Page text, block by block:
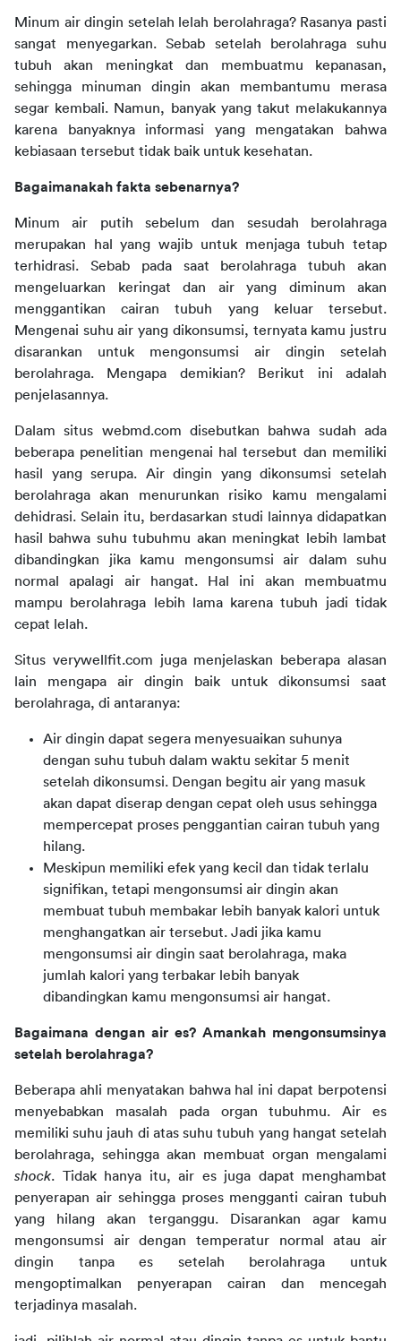
Minum air dingin setelah lelah berolahraga? Rasanya pasti
sangat menyegarkan. Sebab setelah berolahraga suhu
tubuh akan meningkat dan membuatmu kepanasan,
sehingga minuman dingin akan membantumu merasa
segar kembali. Namun, banyak yang takut melakukannya
karena banyaknya informasi yang mengatakan bahwa
kebiasaan tersebut tidak baik untuk kesehatan.
Bagaimanakah fakta sebenarnya?
Minum air putih sebelum dan sesudah berolahraga
merupakan hal yang wajib untuk menjaga tubuh tetap
terhidrasi. Sebab pada saat berolahraga tubuh akan
mengeluarkan keringat dan air yang diminum akan
menggantikan cairan tubuh yang keluar tersebut.
Mengenai suhu air yang dikonsumsi, ternyata kamu justru
disarankan untuk mengonsumsi air dingin setelah
berolahraga. Mengapa demikian? Berikut ini adalah
penjelasannya.
Dalam situs webmd.com disebutkan bahwa sudah ada
beberapa penelitian mengenai hal tersebut dan memiliki
hasil yang serupa. Air dingin yang dikonsumsi setelah
berolahraga akan menurunkan risiko kamu mengalami
dehidrasi. Selain itu, berdasarkan studi lainnya didapatkan
hasil bahwa suhu tubuhmu akan meningkat lebih lambat
dibandingkan jika kamu mengonsumsi air dalam suhu
normal apalagi air hangat. Hal ini akan membuatmu
mampu berolahraga lebih lama karena tubuh jadi tidak
cepat lelah.
Situs verywellfit.com juga menjelaskan beberapa alasan
lain mengapa air dingin baik untuk dikonsumsi saat
berolahraga, di antaranya:
Air dingin dapat segera menyesuaikan suhunya
dengan suhu tubuh dalam waktu sekitar 5 menit
setelah dikonsumsi. Dengan begitu air yang masuk
akan dapat diserap dengan cepat oleh usus sehingga
mempercepat proses penggantian cairan tubuh yang
hilang.
Meskipun memiliki efek yang kecil dan tidak terlalu
signifikan, tetapi mengonsumsi air dingin akan
membuat tubuh membakar lebih banyak kalori untuk
menghangatkan air tersebut. Jadi jika kamu
mengonsumsi air dingin saat berolahraga, maka
jumlah kalori yang terbakar lebih banyak
dibandingkan kamu mengonsumsi air hangat.
Bagaimana dengan air es? Amankah mengonsumsinya
setelah berolahraga?
Beberapa ahli menyatakan bahwa hal ini dapat berpotensi
menyebabkan masalah pada organ tubuhmu. Air es
memiliki suhu jauh di atas suhu tubuh yang hangat setelah
shock. Tidak hanya itu, air es juga dapat menghambat
penyerapan air sehingga proses mengganti cairan tubuh
yang hilang akan terganggu. Disarankan agar kamu
mengonsumsi air dengan temperatur normal atau air
dingin tanpa es setelah berolahraga untuk
mengoptimalkan penyerapan cairan dan mencegah
terjadinya masalah.